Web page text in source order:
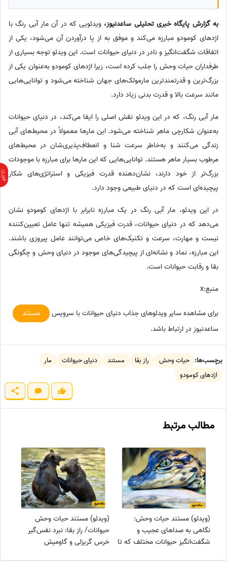
به گزارش پایگاه خبری تحلیلی ساعدنیوز، ویدئویی که در آن مار آبی رنگ با
اژدهای کومودو مبارزه می‌کند و موفق به از پا درآوردن آن می‌شود، یکی از
اتفاقات شگفت‌انگیز و نادر در دنیای حیوانات است. این ویدئو توجه بسیاری از
طرفداران حیات وحش را جلب کرده است، زیرا اژدهای کومودو به‌عنوان یکی از
بزرگ‌ترین و قدرتمندترین مارمولک‌های جهان شناخته می‌شود و توانایی‌هایی
مانند سرعت بالا و قدرت بدنی زیاد دارد.
مار آبی رنگ، که در این ویدئو نقش اصلی را ایفا می‌کند، در دنیای حیوانات
به‌عنوان شکارچی ماهر شناخته می‌شود. این مارها معمولاً در محیط‌های آبی
زندگی می‌کنند و به‌خاطر سرعت شنا و انعطاف‌پذیری‌شان در محیط‌های
مرطوب بسیار ماهر هستند. توانایی‌هایی که این مارها برای مبارزه با موجودات
بزرگ‌تر از خود دارند، نشان‌دهنده قدرت فیزیکی و استراتژی‌های شکار
پیچیده‌ای است که در دنیای طبیعی وجود دارد.
در این ویدئو، مار آبی رنگ در یک مبارزه نابرابر با اژدهای کومودو نشان
می‌دهد که در دنیای حیوانات، قدرت فیزیکی همیشه تنها عامل تعیین‌کننده
نیست و مهارت، سرعت و تکنیک‌های خاص می‌توانند عامل پیروزی باشند.
این مبارزه، نماد و نشانه‌ای از پیچیدگی‌های موجود در دنیای وحش و چگونگی
بقا و رقابت حیوانات است.
منبع:x
برای مشاهده سایر ویدئوهای جذاب دنیای حیوانات با سرویس
مستند
ساعدنیوز در ارتباط باشد.
برچسب‌ها: حیات وحش راز بقا مستند دنیای حیوانات
مار
اژدهای کومودو
مطالب مرتبط
(ویدئو) مستند حیات وحش:
نگاهی به صداهای عجیب و
شگفت‌انگیز حیوانات مختلف که تا
(ویدئو) مستند حیات وحش
حیوانات/ راز بقا: نبرد نفس‌گیر
خرس گریزلی و گاومیش